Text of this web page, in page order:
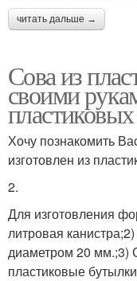
читать дальше →
Сова из
своими
Хочу познакомить
изготовлен из
2.
Для изготовления
литровая
диаметром 20 мм.;3)
пластиковые